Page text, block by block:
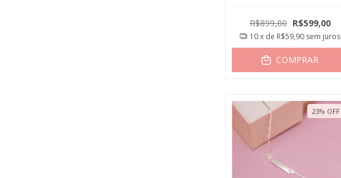
R$899,00 R$599,00
10x de R$59,90 sem juros
COMPRAR
23% OFF